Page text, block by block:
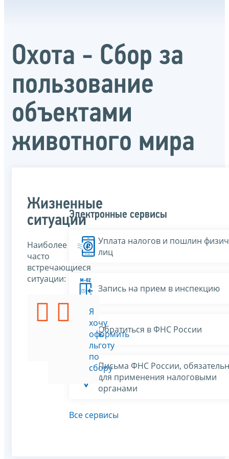
Охота - Сбор за
пользование
объектами
животного мира
Жизненные
ситуации
Наиболее
часто
встречающиеся
ситуации:
хочу
уплатить
Я
хочу
оформить
льготу
по
сбору
Электронные сервисы
Уплата налогов и пошлин
лиц
Запись на прием в инспекцию
Обратиться в ФНС России
Письма ФНС России,
для применения налоговыми
органами
Все сервисы